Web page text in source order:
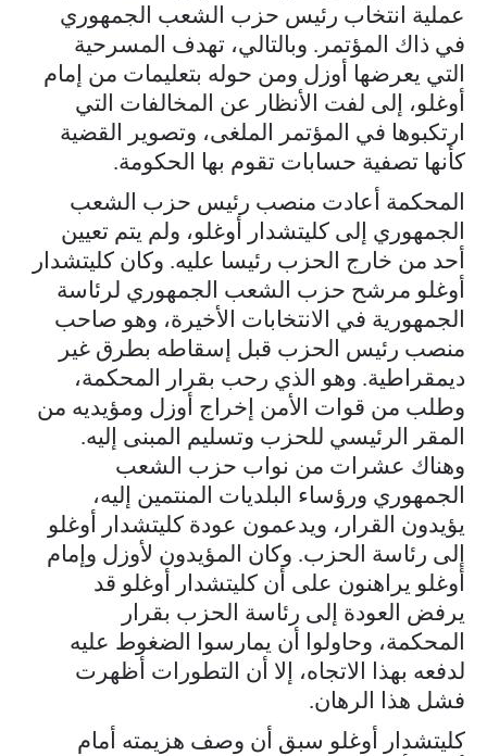
عملية انتخاب رئيس حزب الشعب الجمهوري
في ذاك المؤتمر. وبالتالي، تهدف المسرحية
التي يعرضها أوزل ومن حوله بتعليمات من إمام
أوغلو، إلى لفت الأنظار عن المخالفات التي
ارتكبوها في المؤتمر الملغى، وتصوير القضية
كأنها تصفية حسابات تقوم بها الحكومة.
المحكمة أعادت منصب رئيس حزب الشعب
الجمهوري إلى كليتشدار أوغلو، ولم يتم تعيين
أحد من خارج الحزب رئيسا عليه. وكان كليتشدار
أوغلو مرشح حزب الشعب الجمهوري لرئاسة
الجمهورية في الانتخابات الأخيرة، وهو صاحب
منصب رئيس الحزب قبل إسقاطه بطرق غير
ديمقراطية. وهو الذي رحب بقرار المحكمة،
وطلب من قوات الأمن إخراج أوزل ومؤيديه من
المقر الرئيسي للحزب وتسليم المبنى إليه.
وهناك عشرات من نواب حزب الشعب
الجمهوري ورؤساء البلديات المنتمين إليه،
يؤيدون القرار، ويدعمون عودة كليتشدار أوغلو
إلى رئاسة الحزب. وكان المؤيدون لأوزل وإمام
أوغلو يراهنون على أن كليتشدار أوغلو قد
يرفض العودة إلى رئاسة الحزب بقرار
المحكمة، وحاولوا أن يمارسوا الضغوط عليه
لدفعه بهذا الاتجاه، إلا أن التطورات أظهرت
فشل هذا الرهان.
كليتشدار أوغلو سبق أن وصف هزيمته أمام